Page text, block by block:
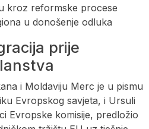
kroz reformske procese
u donošenje odluka
prije
i Moldaviju Merc je u pismu
Evropskog savjeta, i Ursuli
Evropske komisije, predložio